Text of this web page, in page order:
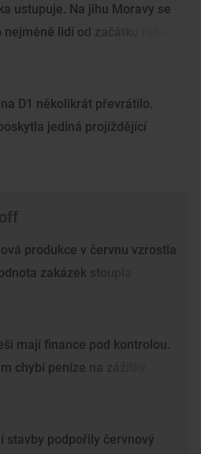
ustupuje. Na jihu Moravy se
nejméně lidí od začátku roku
D1 několikrát převrátilo.
jediná projíždějící
produkce v červnu vzrostla
zakázek stoupla
mají finance pod kontrolou.
chybí peníze na zážitky
stavby podpořily červnový